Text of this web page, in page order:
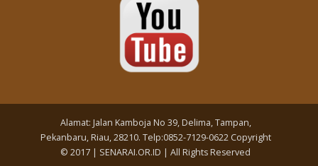
Alamat: Jalan Kamboja No 39, Delima, Tampan,
Pekanbaru, Riau, 28210. Telp:0852-7129-0622 Copyright
© 2017 | SENARAI.OR.ID | All Rights Reserved